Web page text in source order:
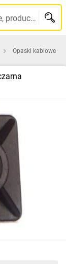
Szukaj po nazwie, indeksie, producencie, kodzie kreskowym...
Opaski kablowe